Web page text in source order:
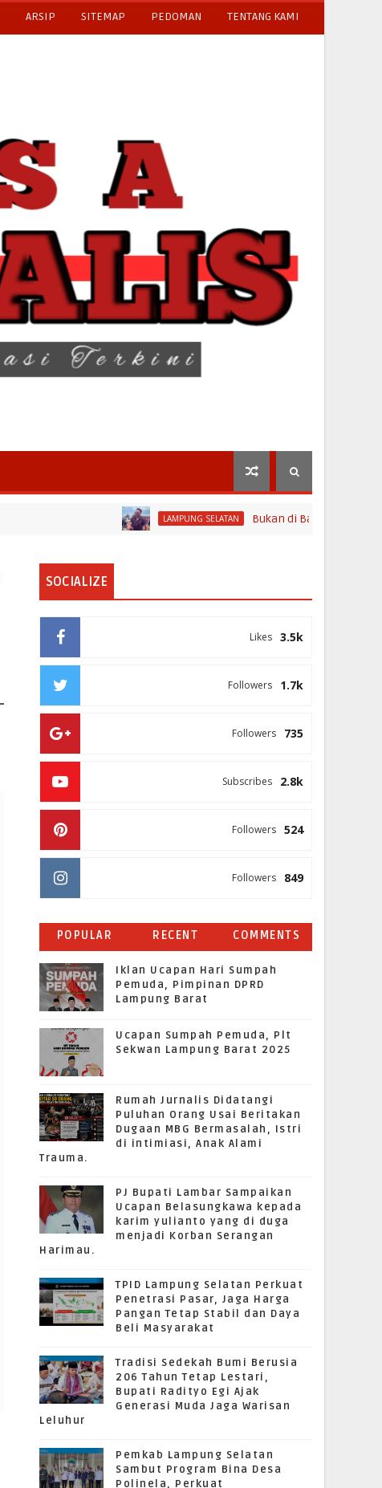
ARSIP SITEMAP PEDOMAN TENTANG KAMI
LAMPUNG SELATAN Bukan di Bali, Ngaben Massal
SOCIALIZE
3.5k
Likes
1.7k
Followers
735
Followers
2.8k
Subscribes
524
Followers
849
Followers
POPULAR RECENT COMMENTS
Iklan Ucapan Hari Sumpah
Pemuda, Pimpinan DPRD
Lampung Barat
Ucapan Sumpah Pemuda, Plt
Sekwan Lampung Barat 2025
Rumah Jurnalis Didatangi
Puluhan Orang Usai Beritakan
Dugaan MBG Bermasalah, Istri
di intimiasi, Anak Alami
Trauma.
PJ Bupati Lambar Sampaikan
Ucapan Belasungkawa kepada
karim yulianto yang di duga
menjadi Korban Serangan
Harimau.
TPID Lampung Selatan Perkuat
Penetrasi Pasar, Jaga Harga
Pangan Tetap Stabil dan Daya
Beli Masyarakat
Tradisi Sedekah Bumi Berusia
206 Tahun Tetap Lestari,
Bupati Radityo Egi Ajak
Generasi Muda Jaga Warisan
Leluhur
Pemkab Lampung Selatan
Sambut Program Bina Desa
Polinela, Perkuat